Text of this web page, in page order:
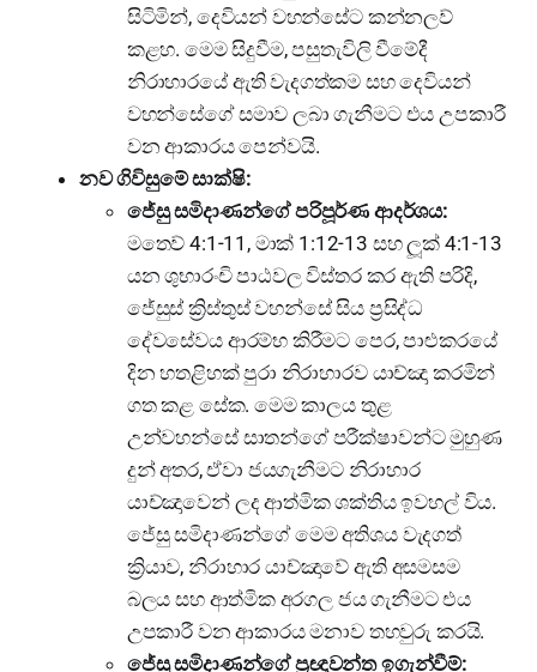
සිටිමින්, දෙවියන් වහන්සේට කන්නලව්
කළහ. මෙම සිදුවීම, පසුතැවිලි වීමේදී
නිරාහාරයේ ඇති වැදගත්කම සහ දෙවියන්
වහන්සේගේ සමාව ලබා ගැනීමට එය උපකාරී
වන ආකාරය පෙන්වයි.
නව ගිවිසුමේ සාක්ෂි:
ජේසු සමිදාණන්ගේ පරිපූර්ණ ආදර්ශය:
මතෙව් 4:1-11, මාක් 1:12-13 සහ ලූක් 4:1-13
යන ශුභාරංචි පාඨවල විස්තර කර ඇති පරිදි,
ජේසුස් ක්‍රිස්තුස් වහන්සේ සිය ප්‍රසිද්ධ
දේවසේවය ආරම්භ කිරීමට පෙර, පාළුකරයේ
දින හතළිහක් පුරා නිරාහාරව යාච්ඤා කරමින්
ගත කළ සේක. මෙම කාලය තුළ
උන්වහන්සේ සාතන්ගේ පරීක්ෂාවන්ට මුහුණ
දුන් අතර, ඒවා ජයගැනීමට නිරාහාර
යාච්ඤාවෙන් ලද ආත්මික ශක්තිය ඉවහල් විය.
ජේසු සමිදාණන්ගේ මෙම අතිශය වැදගත්
ක්‍රියාව, නිරාහාර යාච්ඤාවේ ඇති අසමසම
බලය සහ ආත්මික අරගල ජය ගැනීමට එය
උපකාරී වන ආකාරය මනාව තහවුරු කරයි.
ජේසු සමිදාණන්ගේ ප්‍රඥාවන්ත ඉගැන්වීම්: